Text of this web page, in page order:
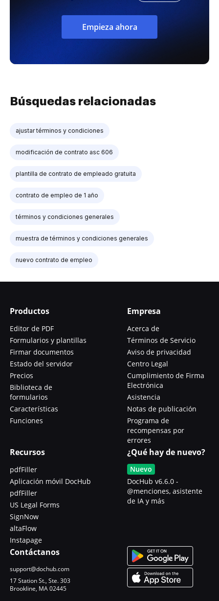
Empieza ahora
Búsquedas relacionadas
ajustar términos y condiciones
modificación de contrato asc 606
plantilla de contrato de empleado gratuita
contrato de empleo de 1 año
términos y condiciones generales
muestra de términos y condiciones generales
nuevo contrato de empleo
Productos
Editor de PDF
Formularios y plantillas
Firmar documentos
Estado del servidor
Precios
Biblioteca de
formularios
Características
Funciones
Empresa
Acerca de
Términos de Servicio
Aviso de privacidad
Centro Legal
Cumplimiento de Firma
Electrónica
Asistencia
Notas de publicación
Programa de
recompensas por
errores
Recursos
pdfFiller
Aplicación móvil DocHub
pdfFiller
US Legal Forms
SignNow
altaFlow
Instapage
¿Qué hay de nuevo?
Nuevo
DocHub v6.6.0 -
@menciones, asistente
de IA y más
Contáctanos
support@dochub.com
17 Station St., Ste. 303
Brookline, MA 02445